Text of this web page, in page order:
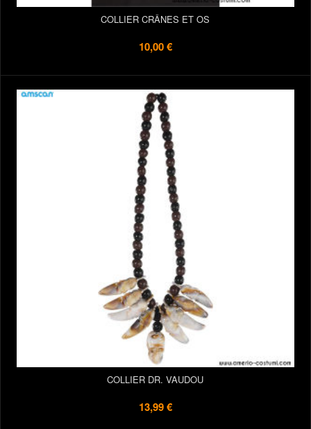
COLLIER CRÂNES ET OS
10,00 €
COLLIER DR. VAUDOU
13,99 €